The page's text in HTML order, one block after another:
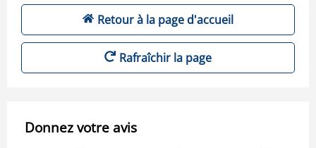
Retour à la page d'accueil
Rafraîchir la page
Donnez votre avis